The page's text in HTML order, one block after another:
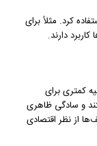
کرد. مثلاً برای
دارند.
کمتری برای
و سادگی ظاهری
از نظر اقتصادی